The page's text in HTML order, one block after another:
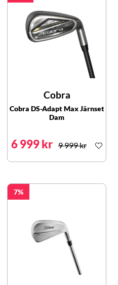
Cobra
Cobra DS-Adapt Max Järnset
Dam
6 999 kr 9 999 kr
7